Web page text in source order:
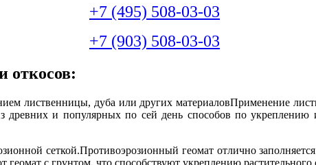
+7 (495) 508-03-03
+7 (903) 508-03-03
откосов:
лиственницы, дуба или других материаловПрименение
древних и популярных по сей день способов по
сеткой.Противоэрозионный геомат отлично
с грунтом, что способствуют укреплению